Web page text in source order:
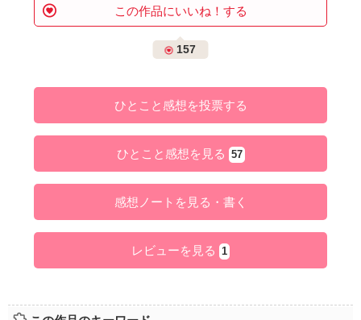
この作品にいいね！する
157
ひとこと感想を投票する
ひとこと感想を見る 57
感想ノートを見る・書く
レビューを見る 1